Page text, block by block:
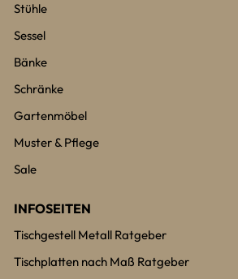
Stühle
Sessel
Bänke
Schränke
Gartenmöbel
Muster & Pflege
Sale
INFOSEITEN
Tischgestell Metall Ratgeber
Tischplatten nach Maß Ratgeber